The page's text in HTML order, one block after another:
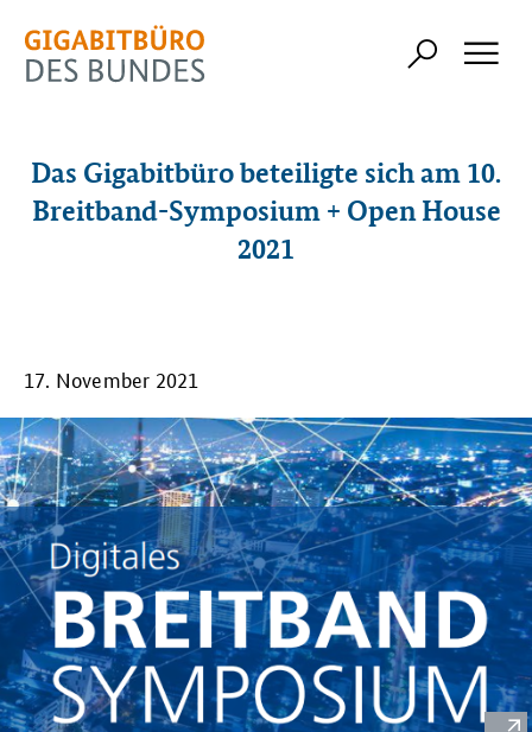
Das Gigabitbüro beteiligte sich am 10.
Breitband-Symposium + Open House
2021
17. November 2021